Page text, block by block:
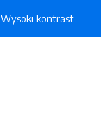
Wysoki kontrast